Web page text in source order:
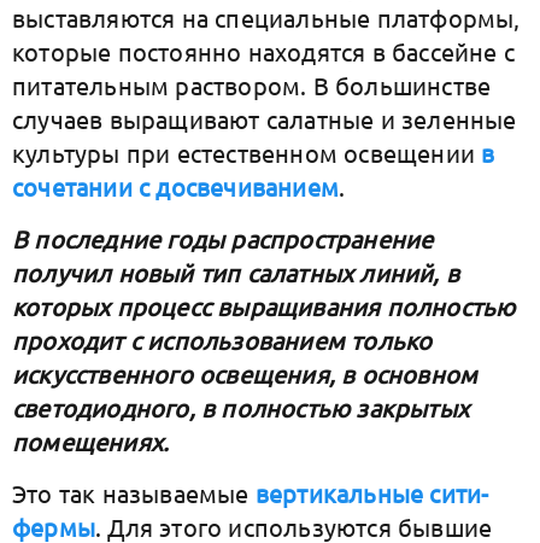
выставляются на специальные платформы,
которые постоянно находятся в бассейне с
питательным раствором. В большинстве
случаев выращивают салатные и зеленные
культуры при естественном освещении в
сочетании с досвечиванием.
В последние годы распространение
получил новый тип салатных линий, в
которых процесс выращивания полностью
проходит с использованием только
искусственного освещения, в основном
светодиодного, в полностью закрытых
помещениях.
Это так называемые вертикальные сити-
фермы. Для этого используются бывшие